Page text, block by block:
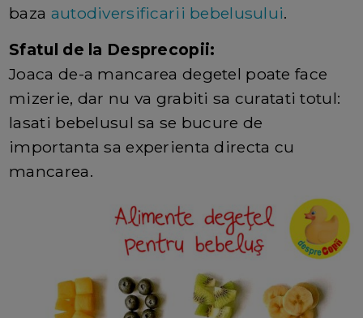
baza autodiversificarii bebelusului.
Sfatul de la Desprecopii:
Joaca de-a mancarea degetel poate face
mizerie, dar nu va grabiti sa curatati totul:
lasati bebelusul sa se bucure de
importanta sa experienta directa cu
mancarea.